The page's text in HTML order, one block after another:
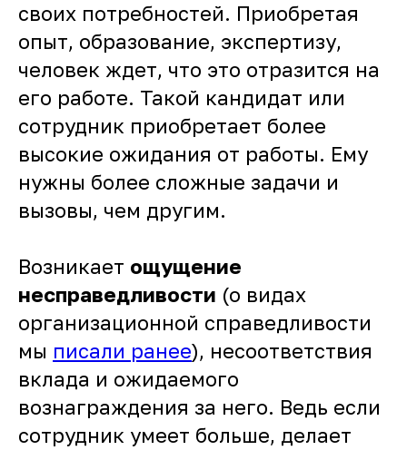
своих потребностей. Приобретая
опыт, образование, экспертизу,
человек ждет, что это отразится на
его работе. Такой кандидат или
сотрудник приобретает более
высокие ожидания от работы. Ему
нужны более сложные задачи и
вызовы, чем другим.
Возникает ощущение
несправедливости (о видах
организационной справедливости
мы писали ранее), несоответствия
вклада и ожидаемого
вознаграждения за него. Ведь если
сотрудник умеет больше, делает